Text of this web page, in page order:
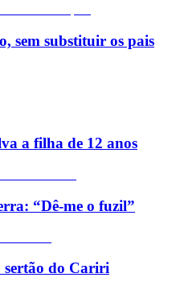
sem substituir os pais
a filha de 12 anos
“Dê-me o fuzil”
sertão do Cariri